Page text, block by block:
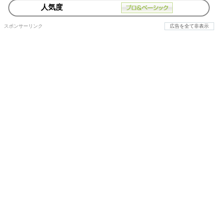
人気度
スポンサーリンク 広告を全て非表示